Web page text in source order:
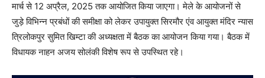
मार्च से 12 अप्रैल, 2025 तक आयोजित किया जाएगा। मेले के आयोजनों से
जुड़े विभिन्न प्रबंधों की समीक्षा को लेकर उपायुक्त सिरमौर एंव आयुक्त मंदिर न्यास
त्रिलोकपुर सुमित खिम्टा की अध्यक्षता में बैठक का आयोजन किया गया। बैठक में
विधायक नाहन अजय सोलंकी विशेष रूप से उपस्थित रहे।